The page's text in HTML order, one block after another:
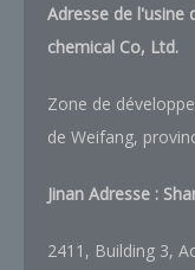
Adresse de l'usine
chemical Co, Ltd.
Zone de
de Weifang,
Jinan Adresse :
2411, Building 3,